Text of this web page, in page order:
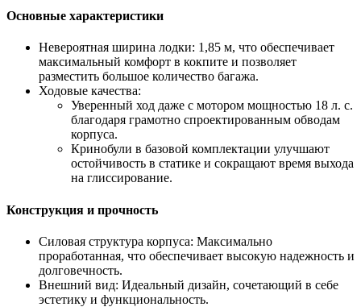
Основные характеристики
Невероятная ширина лодки: 1,85 м, что обеспечивает
максимальный комфорт в кокпите и позволяет
разместить большое количество багажа.
Ходовые качества:
Уверенный ход даже с мотором мощностью 18 л. с.
благодаря грамотно спроектированным обводам
корпуса.
Кринобули в базовой комплектации улучшают
остойчивость в статике и сокращают время выхода
на глиссирование.
Конструкция и прочность
Силовая структура корпуса: Максимально
проработанная, что обеспечивает высокую надежность и
долговечность.
Внешний вид: Идеальный дизайн, сочетающий в себе
эстетику и функциональность.